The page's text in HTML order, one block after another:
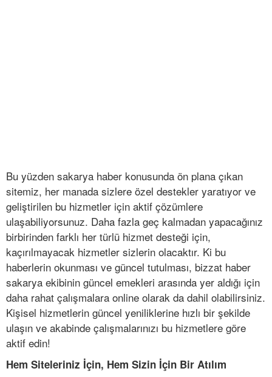
Bu yüzden sakarya haber konusunda ön plana çıkan
sitemiz, her manada sizlere özel destekler yaratıyor ve
geliştirilen bu hizmetler için aktif çözümlere
ulaşabiliyorsunuz. Daha fazla geç kalmadan yapacağınız
birbirinden farklı her türlü hizmet desteği için,
kaçırılmayacak hizmetler sizlerin olacaktır. Ki bu
haberlerin okunması ve güncel tutulması, bizzat haber
sakarya ekibinin güncel emekleri arasında yer aldığı için
daha rahat çalışmalara online olarak da dahil olabilirsiniz.
Kişisel hizmetlerin güncel yeniliklerine hızlı bir şekilde
ulaşın ve akabinde çalışmalarınızı bu hizmetlere göre
aktif edin!
Hem Siteleriniz İçin, Hem Sizin İçin Bir Atılım